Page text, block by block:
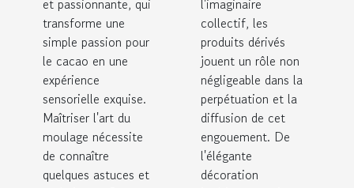
et passionnante, qui
transforme une
simple passion pour
le cacao en une
expérience
sensorielle exquise.
Maîtriser l'art du
moulage nécessite
de connaître
quelques astuces et
issus de la
fantasy
épique
l'imaginaire
collectif, les
produits dérivés
jouent un rôle non
négligeable dans la
perpétuation et la
diffusion de cet
engouement. De
l'élégante
décoration